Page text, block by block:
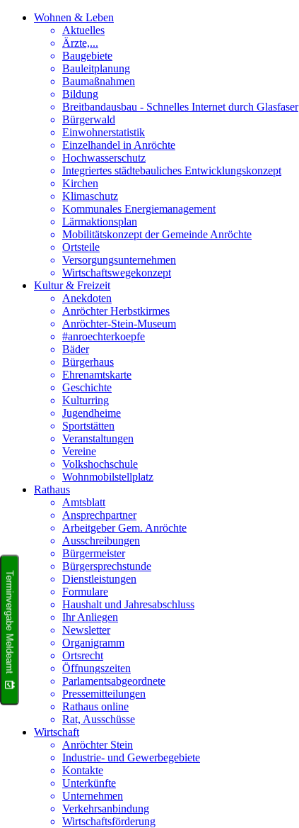
Wohnen & Leben
Aktuelles
Ärzte,...
Baugebiete
Bauleitplanung
Baumaßnahmen
Bildung
Breitbandausbau - Schnelles Internet durch Glasfaser
Bürgerwald
Einwohnerstatistik
Einzelhandel in Anröchte
Hochwasserschutz
Integriertes städtebauliches Entwicklungskonzept
Kirchen
Klimaschutz
Kommunales Energiemanagement
Lärmaktionsplan
Mobilitätskonzept der Gemeinde Anröchte
Ortsteile
Versorgungsunternehmen
Wirtschaftswegekonzept
Kultur & Freizeit
Anekdoten
Anröchter Herbstkirmes
Anröchter-Stein-Museum
#anroechterkoepfe
Bäder
Bürgerhaus
Ehrenamtskarte
Geschichte
Kulturring
Jugendheime
Sportstätten
Veranstaltungen
Vereine
Volkshochschule
Wohnmobilstellplatz
Rathaus
Amtsblatt
Ansprechpartner
Arbeitgeber Gem. Anröchte
Ausschreibungen
Bürgermeister
Bürgersprechstunde
Dienstleistungen
Formulare
Haushalt und Jahresabschluss
Ihr Anliegen
Newsletter
Organigramm
Ortsrecht
Öffnungszeiten
Parlamentsabgeordnete
Pressemitteilungen
Rathaus online
Rat, Ausschüsse
Wirtschaft
Anröchter Stein
Industrie- und Gewerbegebiete
Kontakte
Unterkünfte
Unternehmen
Verkehrsanbindung
Wirtschaftsförderung
Terminvergabe Meldeamt